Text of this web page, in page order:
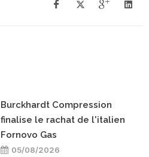
Burckhardt Compression
finalise le rachat de l'italien
Fornovo Gas
05/08/2026